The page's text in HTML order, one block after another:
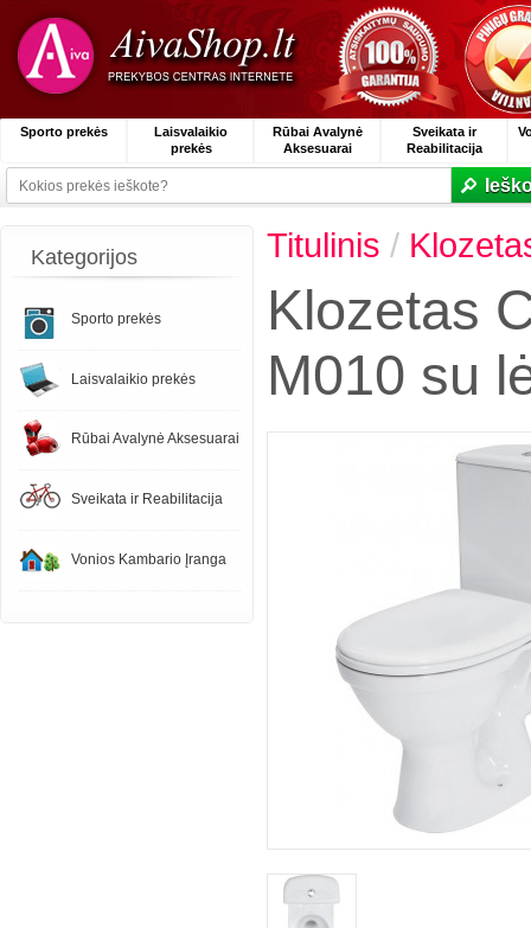
Sporto prekės
Laisvalaikio
prekės
Rūbai Avalynė
Aksesuarai
Sveikata ir
Reabilitacija
Kategorijos
Sporto prekės
Laisvalaikio prekės
Rūbai Avalynė Aksesuarai
Sveikata ir Reabilitacija
Vonios Kambario Įranga
Titulinis /
Klozetas
M010 su